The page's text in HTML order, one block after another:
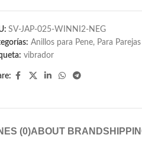
SV-JAP-025-WINNI2-NEG
Anillos para Pene, Para Parejas
vibrador
(0)ABOUT BRAND